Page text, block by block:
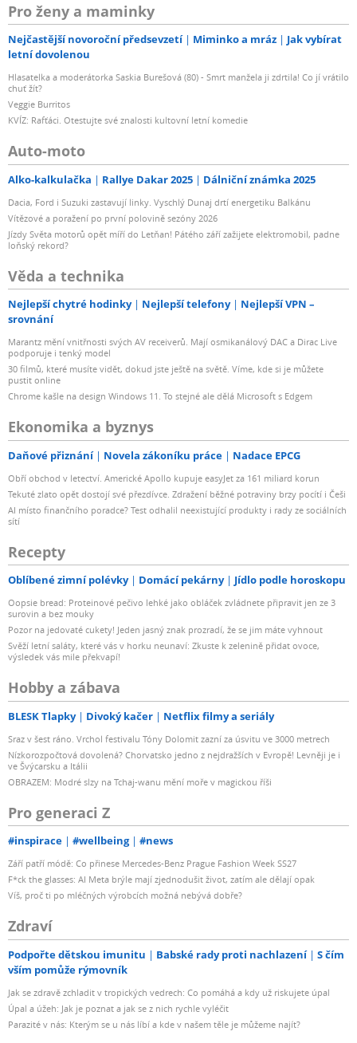
Pro ženy a maminky
Nejčastější novoroční předsevzetí Miminko a mráz
Jak vybírat
letní dovolenou
Hlasatelka a moderátorka Saskia Burešová (80) - Smrt manžela ji zdrtila! Co jí vrátilo
chuť žít?
Veggie Burritos
KVÍZ: Rafťáci. Otestujte své znalosti kultovní letní komedie
Auto-moto
Alko-kalkulačka Rallye Dakar 2025 Dálniční známka 2025
Dacia, Ford i Suzuki zastavují linky. Vyschlý Dunaj drtí energetiku Balkánu
Vítězové a poražení po první polovině sezóny 2026
Jízdy Světa motorů opět míří do Letňan! Pátého září zažijete elektromobil, padne
loňský rekord?
Věda a technika
Nejlepší chytré hodinky Nejlepší telefony
Nejlepší VPN –
srovnání
Marantz mění vnitřnosti svých AV receiverů. Mají osmikanálový DAC a Dirac Live
podporuje i tenký model
30 filmů, které musíte vidět, dokud jste ještě na světě. Víme, kde si je můžete
pustit online
Chrome kašle na design Windows 11. To stejné ale dělá Microsoft s Edgem
Ekonomika a byznys
Daňové přiznání Novela zákoníku práce Nadace EPCG
Obří obchod v letectví. Americké Apollo kupuje easyJet za 161 miliard korun
Tekuté zlato opět dostojí své přezdívce. Zdražení běžné potraviny brzy pocítí i Češi
AI místo finančního poradce? Test odhalil neexistující produkty i rady ze sociálních
sítí
Recepty
Oblíbené zimní polévky Domácí pekárny Jídlo podle horoskopu
Oopsie bread: Proteinové pečivo lehké jako obláček zvládnete připravit jen ze 3
surovin a bez mouky
Pozor na jedovaté cukety! Jeden jasný znak prozradí, že se jim máte vyhnout
Svěží letní saláty, které vás v horku neunaví: Zkuste k zelenině přidat ovoce,
výsledek vás mile překvapí!
Hobby a zábava
BLESK Tlapky Divoký kačer Netflix filmy a seriály
Sraz v šest ráno. Vrchol festivalu Tóny Dolomit zazní za úsvitu ve 3000 metrech
Nízkorozpočtová dovolená? Chorvatsko jedno z nejdražších v Evropě! Levněji je i
ve Švýcarsku a Itálii
OBRAZEM: Modré slzy na Tchaj-wanu mění moře v magickou říši
Pro generaci Z
#inspirace #wellbeing #news
Září patří módě: Co přinese Mercedes-Benz Prague Fashion Week SS27
F*ck the glasses: AI Meta brýle mají zjednodušit život, zatím ale dělají opak
Víš, proč ti po mléčných výrobcích možná nebývá dobře?
Zdraví
Podpořte dětskou imunitu Babské rady proti nachlazení
S čím
vším pomůže rýmovník
Jak se zdravě zchladit v tropických vedrech: Co pomáhá a kdy už riskujete úpal
Úpal a úžeh: Jak je poznat a jak se z nich rychle vyléčit
Parazité v nás: Kterým se u nás líbí a kde v našem těle je můžeme najít?